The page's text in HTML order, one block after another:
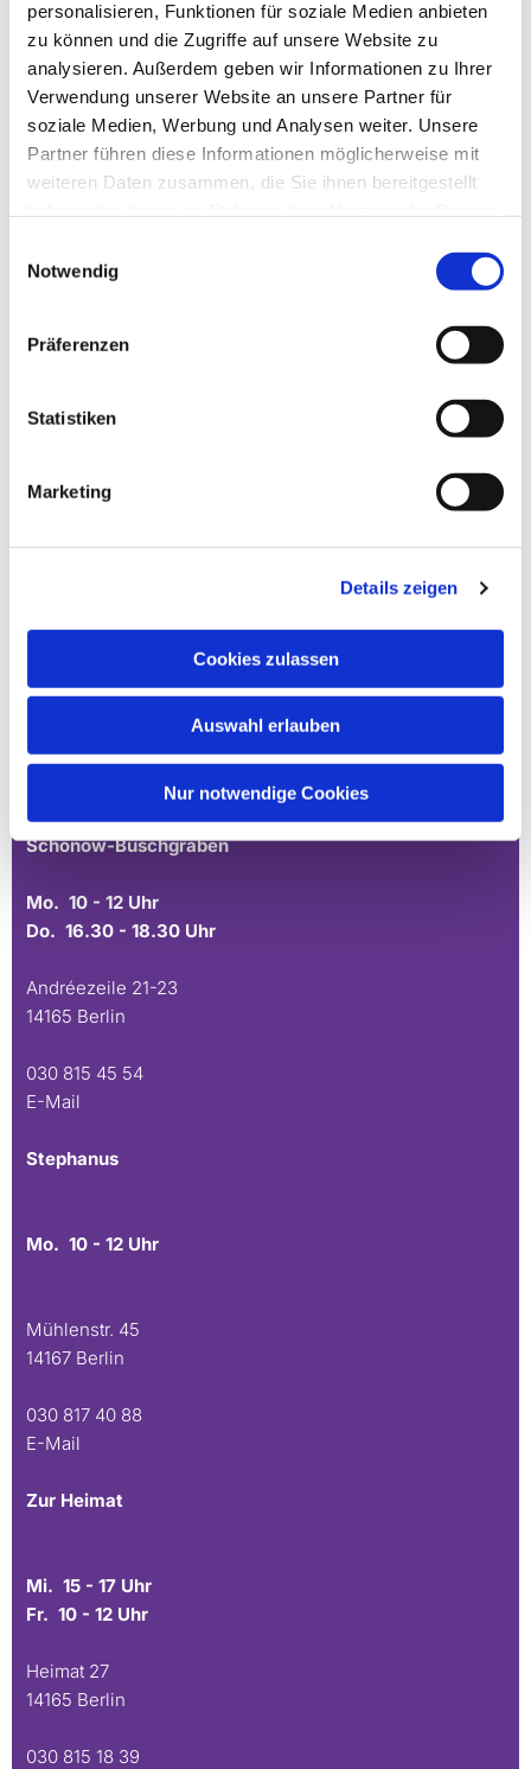
personalisieren, Funktionen für soziale Medien anbieten
zu können und die Zugriffe auf unsere Website zu
analysieren. Außerdem geben wir Informationen zu Ihrer
Verwendung unserer Website an unsere Partner für
soziale Medien, Werbung und Analysen weiter. Unsere
Partner führen diese Informationen möglicherweise mit
weiteren Daten zusammen, die Sie ihnen bereitgestellt
Notwendig
Präferenzen
Statistiken
Marketing
Details zeigen
Cookies zulassen
Auswahl erlauben
Nur notwendige Cookies
kontakt@evkirchezehlendorfsued.de
Bürozeiten an den Standorten der Ortskirchen
Schönow-Buschgraben
Mo. 10 - 12 Uhr
Do. 16.30 - 18.30 Uhr
Andréezeile 21-23
14165 Berlin
030 815 45 54
E-Mail
Stephanus
Mo. 10 - 12 Uhr
Mühlenstr. 45
14167 Berlin
030 817 40 88
E-Mail
Zur Heimat
Mi. 15 - 17 Uhr
Fr. 10 - 12 Uhr
Heimat 27
14165 Berlin
030 815 18 39